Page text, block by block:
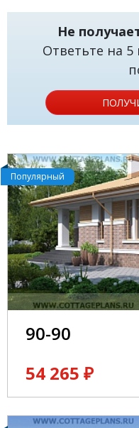
Не
Ответьте на
Популярный
90-90
54 265 ₽